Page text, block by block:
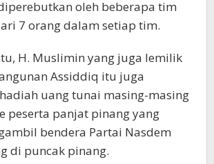
oleh beberapa tim
7 orang dalam setiap tim.
H. Muslimin yang juga lemilik
Assiddiq itu juga
uang tunai masing-masing
peserta panjat pinang yang
bendera Partai Nasdem
di puncak pinang.